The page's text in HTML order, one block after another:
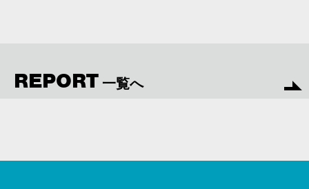
REPORT 一覧へ